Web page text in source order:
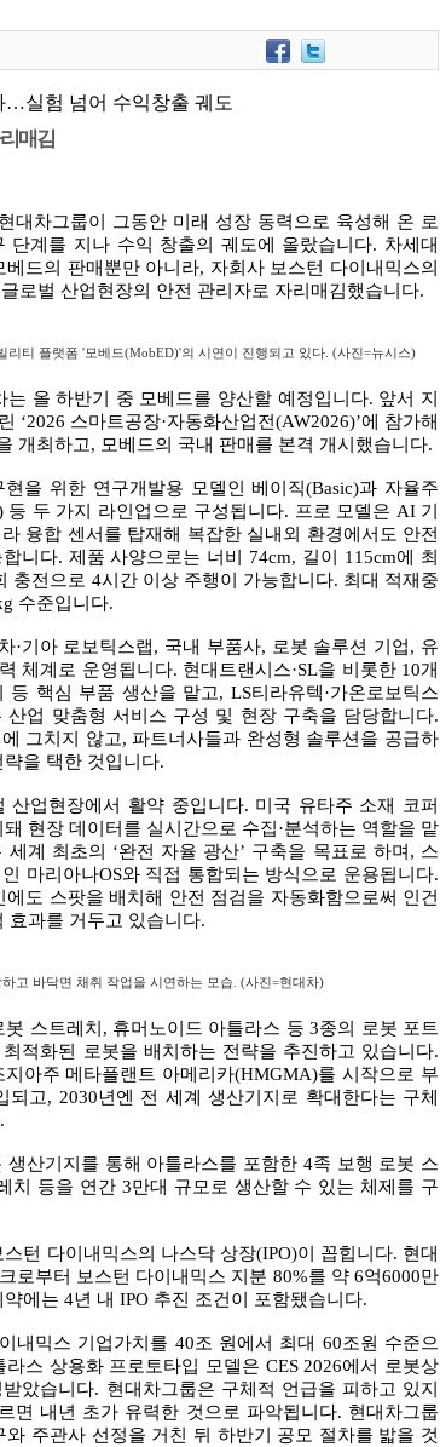
…실험 넘어 수익창출 궤도
매김
대차그룹이 그동안 미래 성장 동력으로 육성해 온 로
단계를 지나 수익 창출의 궤도에 올랐습니다. 차세대
드의 판매뿐만 아니라, 자회사 보스턴 다이내믹스의
로벌 산업현장의 안전 관리자로 자리매김했습니다.
리티 플랫폼 '모베드(MobED)'의 시연이 진행되고 있다. (사진=뉴시스)
올 하반기 중 모베드를 양산할 예정입니다. 앞서 지
‘2026 스마트공장·자동화산업전(AW2026)’에 참가해
개최하고, 모베드의 국내 판매를 본격 개시했습니다.
을 위한 연구개발용 모델인 베이직(Basic)과 자율주
등 두 가지 라인업으로 구성됩니다. 프로 모델은 AI 기
융합 센서를 탑재해 복잡한 실내외 환경에서도 안전
니다. 제품 사양으로는 너비 74cm, 길이 115cm에 최
충전으로 4시간 이상 주행이 가능합니다. 최대 적재중
수준입니다.
·기아 로보틱스랩, 국내 부품사, 로봇 솔루션 기업, 유
체계로 운영됩니다. 현대트랜시스·SL을 비롯한 10개
등 핵심 부품 생산을 맡고, LS티라유텍·가온로보틱스
업 맞춤형 서비스 구성 및 현장 구축을 담당합니다.
그치지 않고, 파트너사들과 완성형 솔루션을 공급하
을 택한 것입니다.
산업현장에서 활약 중입니다. 미국 유타주 소재 코퍼
현장 데이터를 실시간으로 수집·분석하는 역할을 맡
계 최초의 ‘완전 자율 광산’ 구축을 목표로 하며, 스
마리아나OS와 직접 통합되는 방식으로 운용됩니다.
도 스팟을 배치해 안전 점검을 자동화함으로써 인건
효과를 거두고 있습니다.
고 바닥면 채취 작업을 시연하는 모습. (사진=현대차)
스트레치, 휴머노이드 아틀라스 등 3종의 로봇 포트
적화된 로봇을 배치하는 전략을 추진하고 있습니다.
아주 메타플랜트 아메리카(HMGMA)를 시작으로 부
되고, 2030년엔 전 세계 생산기지로 확대한다는 구체
생산기지를 통해 아틀라스를 포함한 4족 보행 로봇 스
치 등을 연간 3만대 규모로 생산할 수 있는 체제를 구
턴 다이내믹스의 나스닥 상장(IPO)이 꼽힙니다. 현대
로부터 보스턴 다이내믹스 지분 80%를 약 6억6000만
에는 4년 내 IPO 추진 조건이 포함됐습니다.
내믹스 기업가치를 40조 원에서 최대 60조원 수준으
스 상용화 프로토타입 모델은 CES 2026에서 로봇상
았습니다. 현대차그룹은 구체적 언급을 피하고 있지
면 내년 초가 유력한 것으로 파악됩니다. 현대차그룹
주관사 선정을 거친 뒤 하반기 공모 절차를 밟을 것